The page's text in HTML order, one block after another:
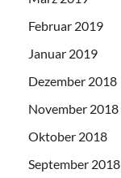
Februar 2019
Januar 2019
Dezember 2018
November 2018
Oktober 2018
September 2018